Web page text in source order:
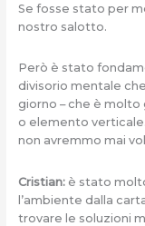
Se fosse stato per
nostro salotto.
Però è stato
divisorio mentale
giorno – che è molto
o elemento
non avremmo mai
Cristian:è stato
l’ambiente dalla
trovare le soluzioni